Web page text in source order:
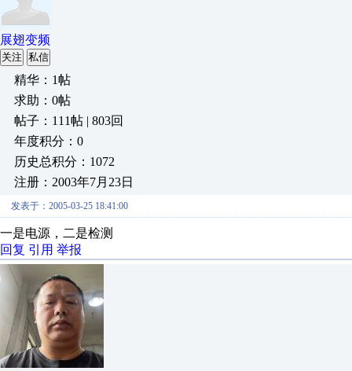
展翅变频
关注 私信
精华：1帖
求助：0帖
帖子：111帖 | 803回
年度积分：0
历史总积分：1072
注册：2003年7月23日
发表于：2005-03-25 18:41:00
一是电源，二是检测
回复 引用 举报